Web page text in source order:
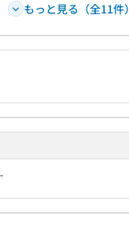
もっと見る（全11件）